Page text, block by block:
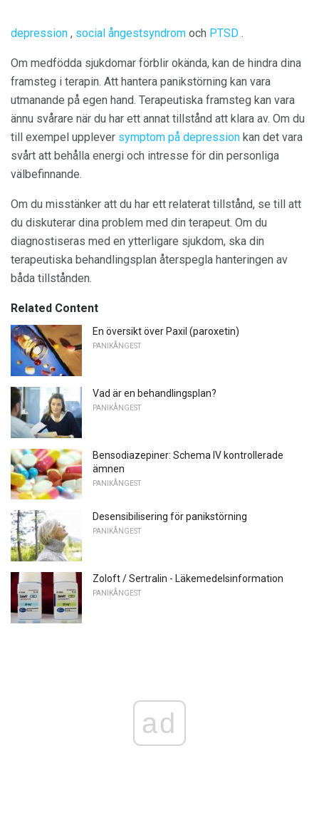
depression , social ångestsyndrom och PTSD .
Om medfödda sjukdomar förblir okända, kan de hindra dina
framsteg i terapin. Att hantera panikstörning kan vara
utmanande på egen hand. Terapeutiska framsteg kan vara
ännu svårare när du har ett annat tillstånd att klara av. Om du
till exempel upplever symptom på depression kan det vara
svårt att behålla energi och intresse för din personliga
välbefinnande.
Om du misstänker att du har ett relaterat tillstånd, se till att
du diskuterar dina problem med din terapeut. Om du
diagnostiseras med en ytterligare sjukdom, ska din
terapeutiska behandlingsplan återspegla hanteringen av
båda tillstånden.
Related Content
En översikt över Paxil (paroxetin)
PANIKÅNGEST
Vad är en behandlingsplan?
PANIKÅNGEST
Bensodiazepiner: Schema IV kontrollerade
ämnen
PANIKÅNGEST
Desensibilisering för panikstörning
PANIKÅNGEST
Zoloft / Sertralin - Läkemedelsinformation
PANIKÅNGEST
ad